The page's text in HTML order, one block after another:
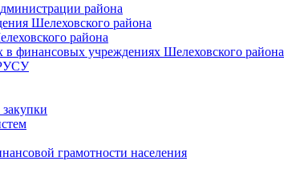
района
Шелеховского района
района
финансовых учреждениях Шелеховского района
грамотности населения